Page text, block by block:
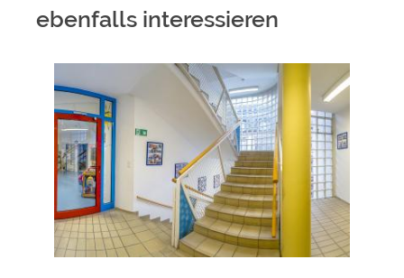
ebenfalls interessieren